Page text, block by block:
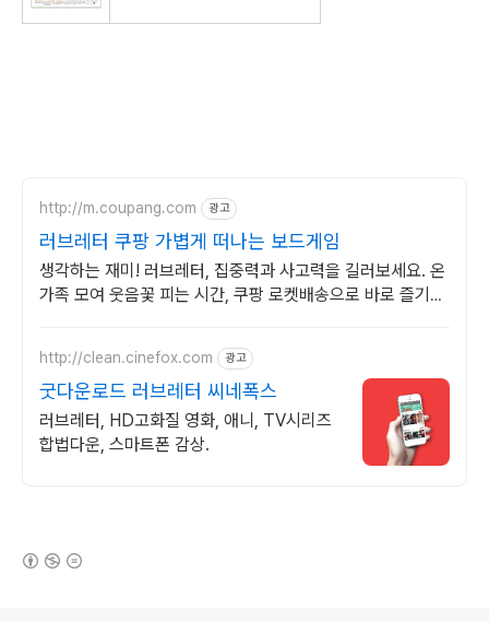
http://m.coupang.com 광고
러브레터 쿠팡 가볍게 떠나는 보드게임
생각하는 재미! 러브레터, 집중력과 사고력을 길러보세요. 온
가족 모여 웃음꽃 피는 시간, 쿠팡 로켓배송으로 바로 즐기세
http://clean.cinefox.com 광고
굿다운로드 러브레터 씨네폭스
러브레터, HD고화질 영화, 애니, TV시리즈
합법다운, 스마트폰 감상.